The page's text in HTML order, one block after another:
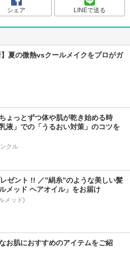
シェア LINEで送る
】夏の微熱vsクールメイクをプロがガ
ょっとずつ体や肌が乾き始める時
液」での「うるおい対策」のコツを
クル
ゼント !! ／”絹糸”のような美しい髪
メッド ヘアオイル」をお届け
メッド)
お肌におすすめのアイテムをご紹